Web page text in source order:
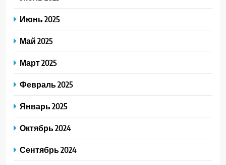
Июнь 2025
Май 2025
Март 2025
Февраль 2025
Январь 2025
Октябрь 2024
Сентябрь 2024